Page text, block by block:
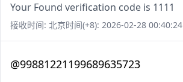
Your Found verification code is 1111
接收时间: 北京时间(+8): 2026-02-28 00:40:24
@99881221199689635723